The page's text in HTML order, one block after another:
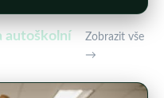
autoškolní
Zobrazit vše
→